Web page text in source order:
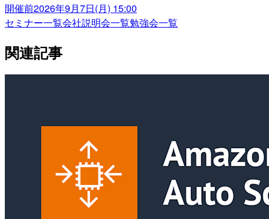
開催前2026年9月7日(月) 15:00
セミナー一覧会社説明会一覧勉強会一覧
関連記事